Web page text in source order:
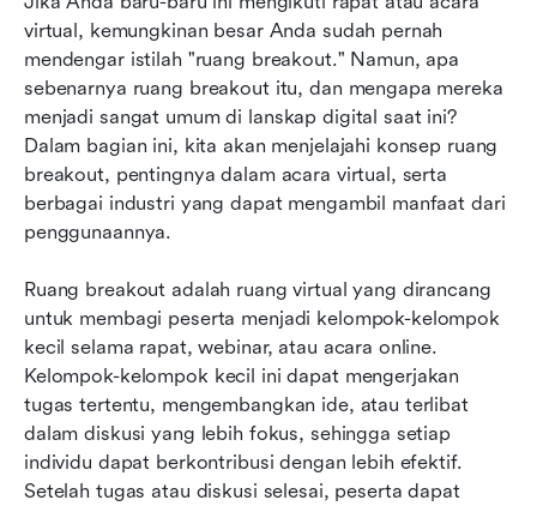
virtual, kemungkinan besar Anda sudah pernah
mendengar istilah "ruang breakout." Namun, apa
sebenarnya ruang breakout itu, dan mengapa mereka
menjadi sangat umum di lanskap digital saat ini?
Dalam bagian ini, kita akan menjelajahi konsep ruang
breakout, pentingnya dalam acara virtual, serta
berbagai industri yang dapat mengambil manfaat dari
penggunaannya.
Ruang breakout adalah ruang virtual yang dirancang
untuk membagi peserta menjadi kelompok-kelompok
kecil selama rapat, webinar, atau acara online.
Kelompok-kelompok kecil ini dapat mengerjakan
tugas tertentu, mengembangkan ide, atau terlibat
dalam diskusi yang lebih fokus, sehingga setiap
individu dapat berkontribusi dengan lebih efektif.
Setelah tugas atau diskusi selesai, peserta dapat
Tips untuk Memanfaatkan Ruang Terpisah Lark
secara Efektif
Pertanyaan yang Sering Diajukan tentang Ruang
Terobosan Lark